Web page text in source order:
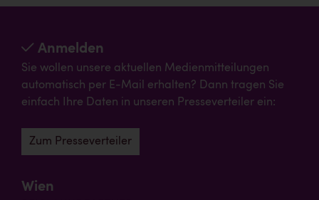
Anmelden
Sie wollen unsere aktuellen Medienmitteilungen
automatisch per E-Mail erhalten? Dann tragen Sie
einfach Ihre Daten in unseren Presseverteiler ein:
Zum Presseverteiler
Wien